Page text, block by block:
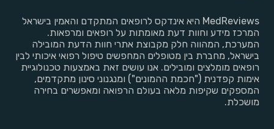
MedReviews היא אינדקס לרופאים המתקדם והאמין בישראל
המרכז מידע וחוות דעת מאומתות על רופאים ומרפאות.
המערכת, המהווה חלק מקבוצת אתרי חוות הדעת המובילה
בישראל, מחברת בין מטופלים המחפשים טיפול רפואי איכותי לבין
רופאים מומלצים ומובילים. אנו עושים זאת באמצעות טכנולוגיית
אימות קפדנית ("חכמת ההמונים") ומנגנוני סינון מתקדמים,
המספקים שקיפות מלאה בעולם הרפואה ומאפשרים בחירה
מושכלת.